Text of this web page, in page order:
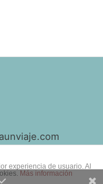
experiencia de usuario. Al
Más información